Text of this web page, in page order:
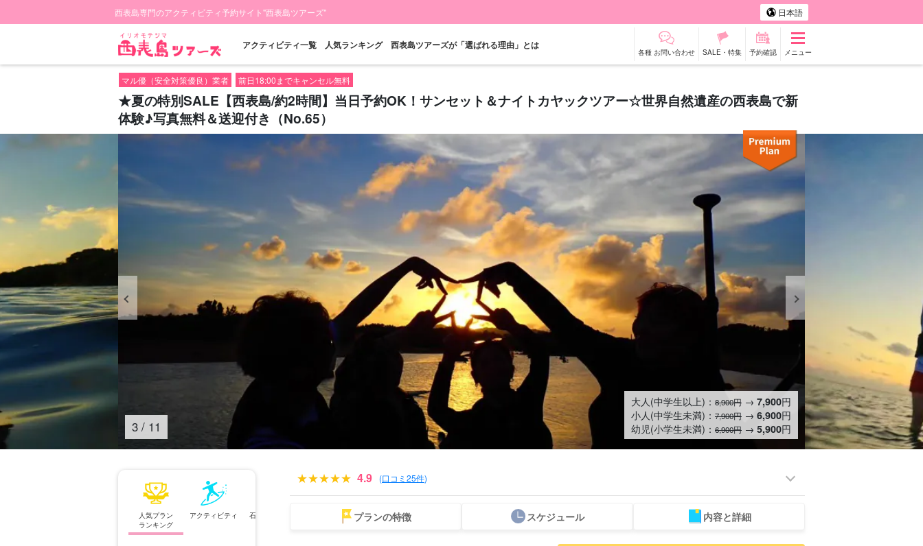
西表島専門のアクティビティ予約サイト"西表島ツアーズ" 日本語
アクティビティ一覧 人気ランキング 西表島ツアーズが「選ばれる理由」とは
各種 お問い合わせ SALE・特集 予約確認 メニュー
マル優（安全対策優良）業者 前日18:00までキャンセル無料
★夏の特別SALE【西表島/約2時間】当日予約OK！サンセット＆ナイトカヤックツアー☆世界自然遺産の西表島で新
体験♪写真無料＆送迎付き（No.65）
4 / 11
大人(中学生以上)： 8,900円 → 7,900円
小人(中学生未満)： 7,900円 → 6,900円
幼児(小学生未満)： 6,900円 → 5,900円
人気プラン
ランキング
アクティビティ
石垣島⇄西表島
当日予約OK
お得な割引
セットプラン
西表島"滝"
バラス島ツアー
4.9 (口コミ25件)
プランの特徴 スケジュール 内容と詳細